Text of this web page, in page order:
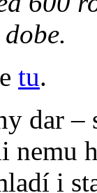
tu.
dar
nemu
i